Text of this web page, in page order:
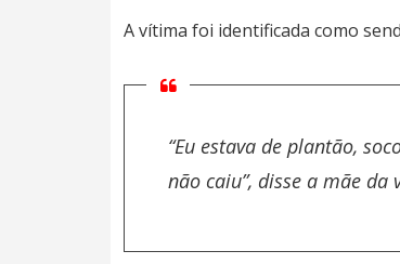
A vítima foi identificada como
“Eu estava de plantão,
não caiu”, disse a mãe da